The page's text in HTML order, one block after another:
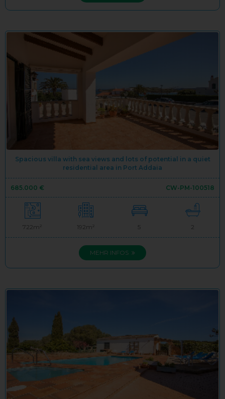
Spacious villa with sea views and lots of potential in a quiet
residential area in Port Addaia
685.000 € CW-PM-100518
722m² 192m² 5 2
MEHR INFOS